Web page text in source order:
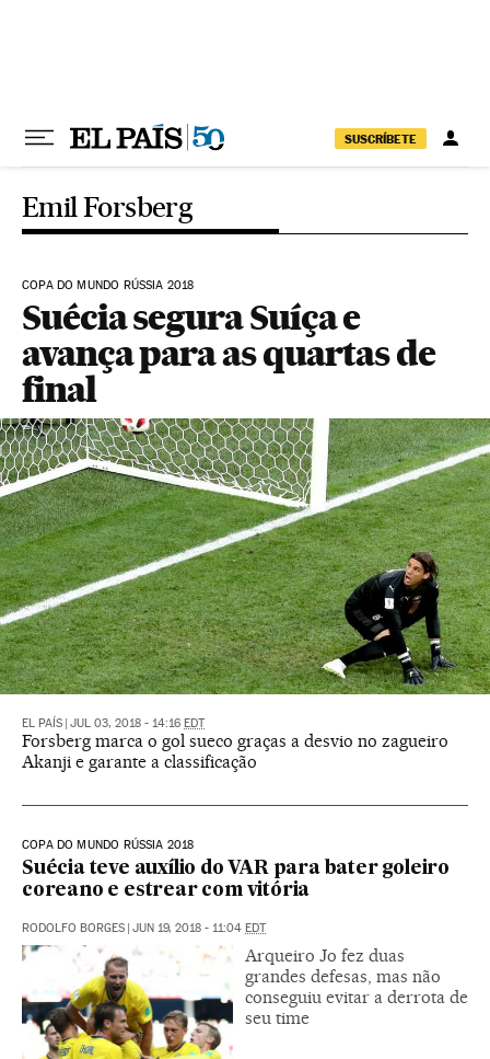
SUSCRÍBETE
Emil Forsberg
COPA DO MUNDO RÚSSIA 2018
Suécia segura Suíça e
avança para as quartas de
final
EL PAÍS JUL 03, 2018 - 14:16 EDT
Forsberg marca o gol sueco graças a desvio no zagueiro
Akanji e garante a classificação
COPA DO MUNDO RÚSSIA 2018
Suécia teve auxílio do VAR para bater goleiro
coreano e estrear com vitória
RODOLFO BORGES JUN 19, 2018 - 11:04 EDT
Arqueiro Jo fez duas
grandes defesas, mas não
conseguiu evitar a derrota de
seu time